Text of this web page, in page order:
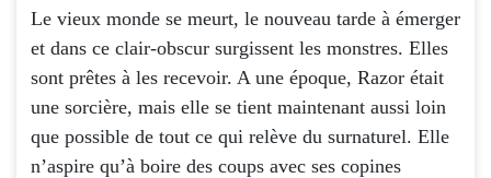
Le vieux monde se meurt, le nouveau tarde à émerger
et dans ce clair-obscur surgissent les monstres. Elles
sont prêtes à les recevoir. A une époque, Razor était
une sorcière, mais elle se tient maintenant aussi loin
que possible de tout ce qui relève du surnaturel. Elle
n’aspire qu’à boire des coups avec ses copines